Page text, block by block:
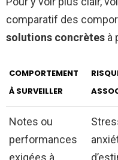
comparatif des
solutions concrètes à
COMPORTEMENT
À SURVEILLER
Notes ou
performances
exigées à